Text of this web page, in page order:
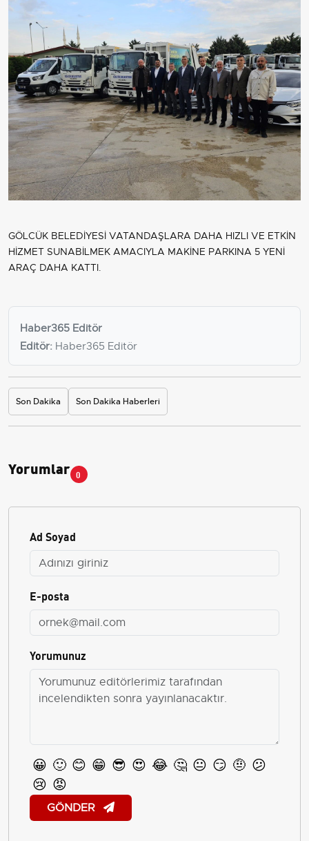
GÖLCÜK BELEDİYESİ VATANDAŞLARA DAHA HIZLI VE ETKİN
HİZMET SUNABİLMEK AMACIYLA MAKİNE PARKINA 5 YENİ
ARAÇ DAHA KATTI.
Haber365 Editör
Editör: Haber365 Editör
Son Dakika Son Dakika Haberleri
Yorumlar 0
Ad Soyad
E-posta
Yorumunuz
😀 🙂 😊 😁 😎 😍 😂 🤔 😐 😏 🤨 😕
😢 😡
GÖNDER